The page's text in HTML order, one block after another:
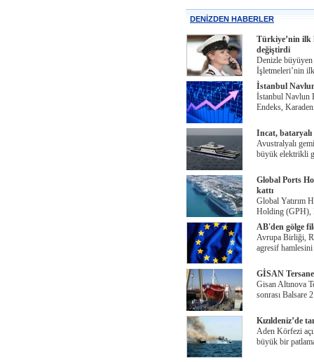
DENİZDEN HABERLER
Türkiye’nin ilk
değiştirdi
Denizle
İşletmeleri’nin
İstanbul
İstanbul Navlun
Endeks,
Incat, bataryalı
Avustralyalı
büyük elektrikli
Global Ports
kattı
Global Yatırım
Holding
AB'den gölge
Avrupa Birliği,
agresif
GİSAN
Gisan Altınova
sonrası Balsare
Kızıldeniz’de
Aden Körfezi
büyük bir